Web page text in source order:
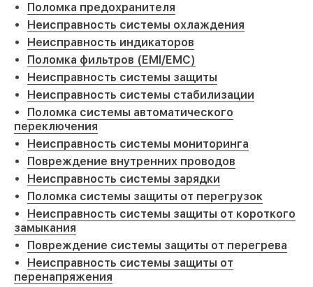
Поломка предохранителя
Неисправность системы охлаждения
Неисправность индикаторов
Поломка фильтров (EMI/EMC)
Неисправность системы защиты
Неисправность системы стабилизации
Поломка системы автоматического
переключения
Неисправность системы мониторинга
Повреждение внутренних проводов
Неисправность системы зарядки
Поломка системы защиты от перегрузок
Неисправность системы защиты от короткого
замыкания
Повреждение системы защиты от перегрева
Неисправность системы защиты от
перенапряжения